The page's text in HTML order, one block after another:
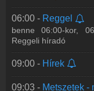
06:00 - Reggel
benne 06:00-kor,
Reggeli híradó
09:00 - Hírek
09:03 - Metszetek -